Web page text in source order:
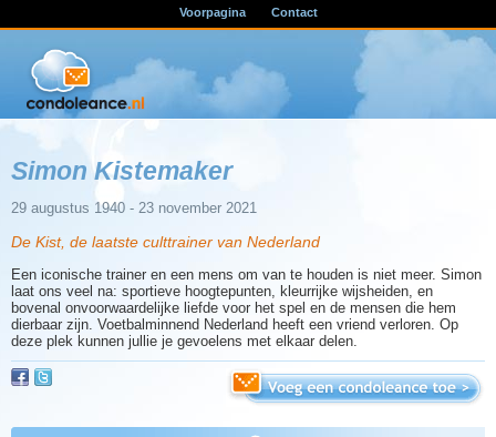
Voorpagina Contact
Simon Kistemaker
29 augustus 1940 - 23 november 2021
De Kist, de laatste culttrainer van Nederland
Een iconische trainer en een mens om van te houden is niet meer. Simon
laat ons veel na: sportieve hoogtepunten, kleurrijke wijsheiden, en
bovenal onvoorwaardelijke liefde voor het spel en de mensen die hem
dierbaar zijn. Voetbalminnend Nederland heeft een vriend verloren. Op
deze plek kunnen jullie je gevoelens met elkaar delen.